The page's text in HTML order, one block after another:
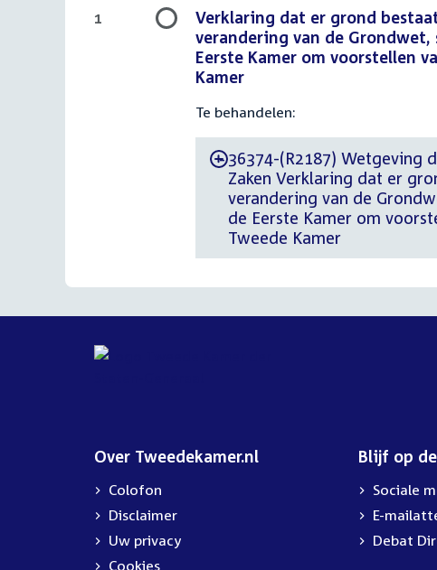
Verklaring dat er grond
verandering van de
Eerste Kamer om voorstellen
Kamer
Te behandelen:
-36374-(R2187) Wetgeving
Zaken Verklaring dat er
verandering van de
de Eerste Kamer om
Tweede Kamer
1
Over Tweedekamer.nl
Colofon
Disclaimer
Uw privacy
Cookies
Blijf op
Sociale
E-
Debat